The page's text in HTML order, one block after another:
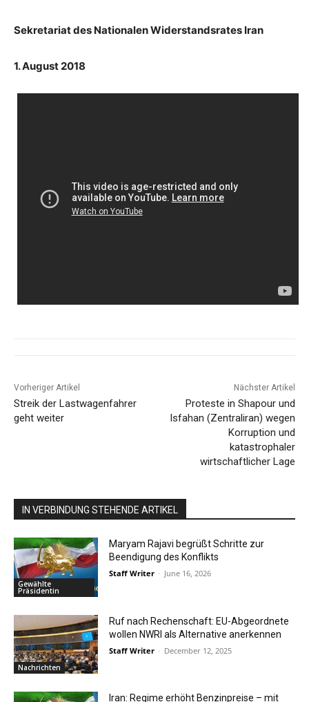
Sekretariat des Nationalen Widerstandsrates Iran
1. August 2018
Vorheriger Artikel
Streik der Lastwagenfahrer
geht weiter
Nächster Artikel
Proteste in Shapour und
Isfahan (Zentraliran) wegen
Korruption und
katastrophaler
wirtschaftlicher Lage
IN VERBINDUNG STEHENDE ARTIKEL
Gewählte
Präsidentin
Maryam Rajavi begrüßt Schritte zur
Beendigung des Konflikts
Staff Writer - June 16, 2026
Nachrichten
Ruf nach Rechenschaft: EU-Abgeordnete
wollen NWRI als Alternative anerkennen
Staff Writer - December 12, 2025
Iran: Regime erhöht Benzinpreise – mit